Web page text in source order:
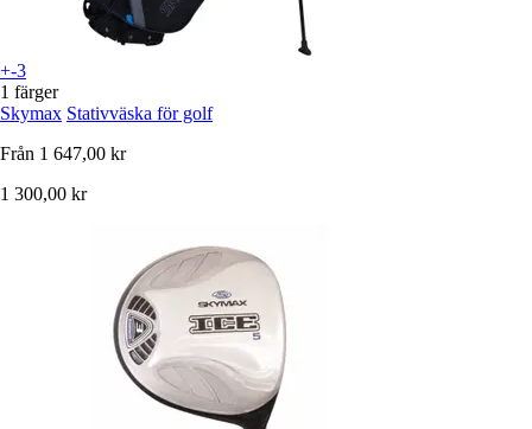
+-3
1 färger
Skymax Stativväska för golf
Från 1 647,00 kr
1 300,00 kr